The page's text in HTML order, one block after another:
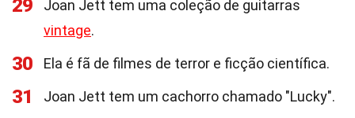
29
Joan Jett tem uma coleção de guitarras
vintage.
30 Ela é fã de filmes de terror e ficção científica.
31 Joan Jett tem um cachorro chamado "Lucky".